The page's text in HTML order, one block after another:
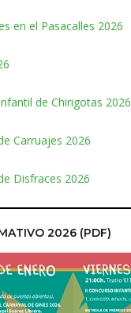
en el Pasacalles 2026
de Chirigotas 2026
Carruajes 2026
Disfraces 2026
2026 (PDF)